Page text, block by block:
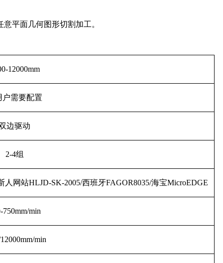
平面几何图形切割加工。
12000mm
户需要配置
边驱动
2-4组
人网站HLJD-SK-2005/西班牙FAGOR8035/海宝MicroEDGE
750mm/min
min